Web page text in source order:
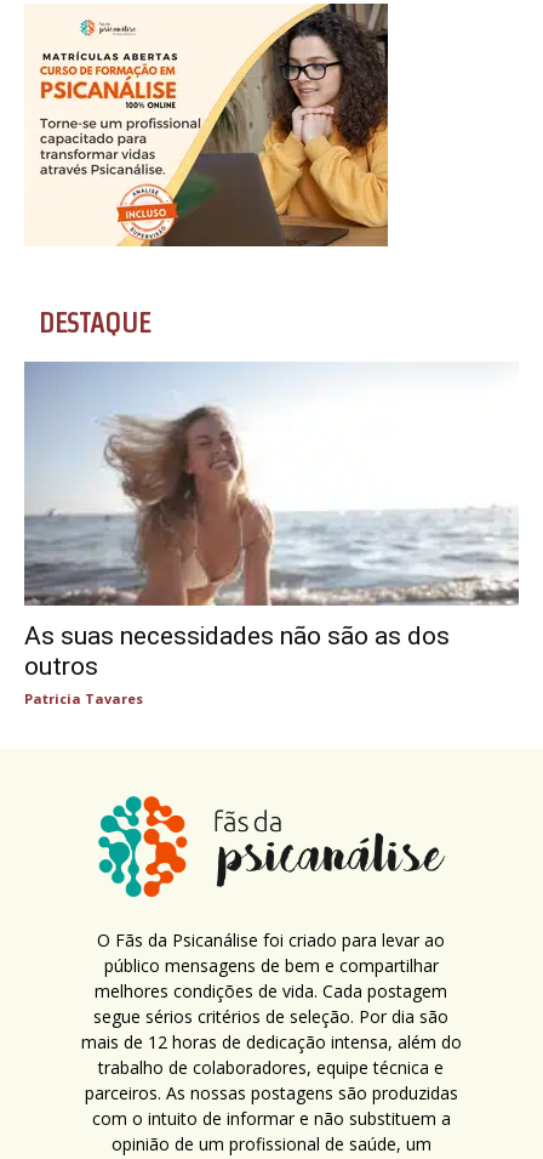
DESTAQUE
As suas necessidades não são as dos
outros
Patricia Tavares
O Fãs da Psicanálise foi criado para levar ao
público mensagens de bem e compartilhar
melhores condições de vida. Cada postagem
segue sérios critérios de seleção. Por dia são
mais de 12 horas de dedicação intensa, além do
trabalho de colaboradores, equipe técnica e
parceiros. As nossas postagens são produzidas
com o intuito de informar e não substituem a
opinião de um profissional de saúde, um